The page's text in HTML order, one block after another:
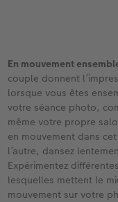
En mouvement
couple donnent
lorsque vous êtes
votre séance photo,
même votre propre
en mouvement dans
l’autre, dansez
Expérimentez
lesquelles mettent le
mouvement sur votre